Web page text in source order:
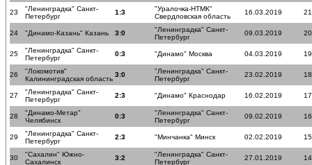
23
"Ленинградка" Санкт-
Петербург
1:3
"Уралочка-НТМК"
Свердловская область
16.03.2019
24 "Динамо-Казань" Казань 3:0
"Ленинградка" Санкт-
Петербург
09.03.2019
25
"Ленинградка" Санкт-
Петербург
0:3 "Динамо" Москва 04.03.2019
26
"Локомотив"
Калининградская область
3:0
"Ленинградка" Санкт-
Петербург
23.02.2019
27
"Ленинградка" Санкт-
Петербург
2:3 "Динамо" Краснодар 16.02.2019
28
"Динамо-Метар"
Челябинск
0:3
"Ленинградка" Санкт-
Петербург
09.02.2019
29
"Ленинградка" Санкт-
Петербург
2:3 "Минчанка" Минск 02.02.2019
30
"Сахалин" Южно-
Сахалинск
3:2
"Ленинградка" Санкт-
Петербург
27.01.2019